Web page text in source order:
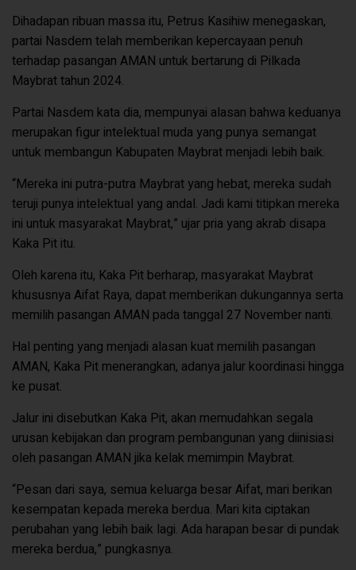
Dihadapan ribuan massa itu, Petrus Kasihiw menegaskan,
partai Nasdem telah memberikan kepercayaan penuh
terhadap pasangan AMAN untuk bertarung di Pilkada
Maybrat tahun 2024.
Partai Nasdem kata dia, mempunyai alasan bahwa keduanya
merupakan figur intelektual muda yang punya semangat
untuk membangun Kabupaten Maybrat menjadi lebih baik.
“Mereka ini putra-putra Maybrat yang hebat, mereka sudah
teruji punya intelektual yang andal. Jadi kami titipkan mereka
ini untuk masyarakat Maybrat,” ujar pria yang akrab disapa
Kaka Pit itu.
Oleh karena itu, Kaka Pit berharap, masyarakat Maybrat
khususnya Aifat Raya, dapat memberikan dukungannya serta
memilih pasangan AMAN pada tanggal 27 November nanti.
Hal penting yang menjadi alasan kuat memilih pasangan
AMAN, Kaka Pit menerangkan, adanya jalur koordinasi hingga
ke pusat.
Jalur ini disebutkan Kaka Pit, akan memudahkan segala
urusan kebijakan dan program pembangunan yang diinisiasi
oleh pasangan AMAN jika kelak memimpin Maybrat.
“Pesan dari saya, semua keluarga besar Aifat, mari berikan
kesempatan kepada mereka berdua. Mari kita ciptakan
perubahan yang lebih baik lagi. Ada harapan besar di pundak
mereka berdua,” pungkasnya.